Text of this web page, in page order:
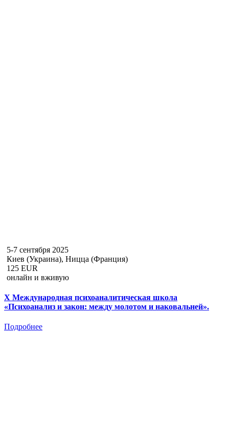
5-7 сентября 2025
Киев (Украина), Ницца (Франция)
125 EUR
онлайн и вживую
X Международная психоаналитическая школа
«Психоанализ и закон: между молотом и наковальней».
Подробнее